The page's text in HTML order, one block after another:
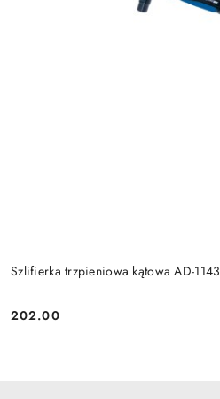
Szlifierka trzpieniowa kątowa AD-1143
Cena:
202.00